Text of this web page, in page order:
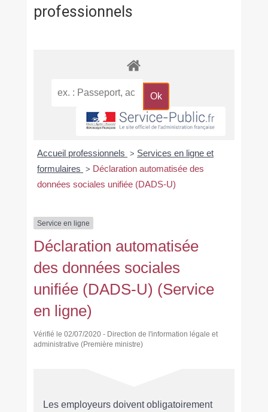
professionnels
Accueil professionnels > Services en ligne et
formulaires > Déclaration automatisée des
données sociales unifiée (DADS-U)
Service en ligne
Déclaration automatisée
des données sociales
unifiée (DADS-U) (Service
en ligne)
Vérifié le 02/07/2020 - Direction de l'information légale et
administrative (Première ministre)
Les employeurs doivent obligatoirement